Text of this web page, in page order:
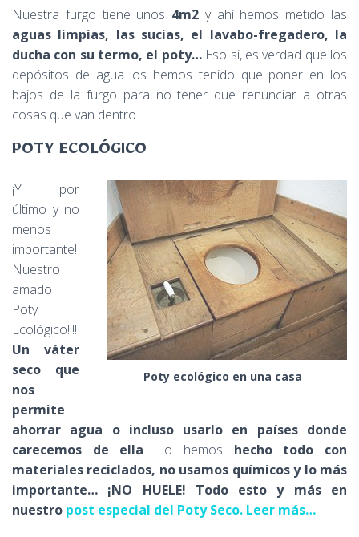
Nuestra furgo tiene unos 4m2 y ahí hemos metido las
aguas limpias, las sucias, el lavabo-fregadero, la
ducha con su termo, el poty…Eso sí, es verdad que los
depósitos de agua los hemos tenido que poner en los
bajos de la furgo para no tener que renunciar a otras
cosas que van dentro.
POTY ECOLÓGICO
Poty ecológico en una casa
¡Y por
último y no
menos
importante!
Nuestro
amado
Poty
Ecológico!!!!
Un váter
seco que
nos
permite
ahorrar agua o incluso usarlo en países donde
carecemos de ella. Lo hemos hecho todo con
materiales reciclados, no usamos químicos y lo más
importante… ¡NO HUELE! Todo esto y más en
nuestro post especial del Poty Seco. Leer más…